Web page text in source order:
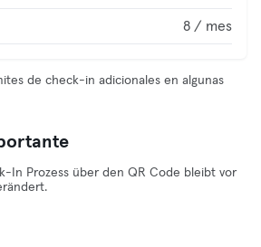
8 / mes
de check-in adicionales en algunas
In Prozess über den QR Code bleibt vor